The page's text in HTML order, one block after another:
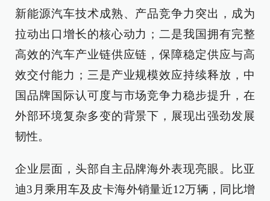
新能源汽车技术成熟、产品竞争力突出，成为
拉动出口增长的核心动力；二是我国拥有完整
高效的汽车产业链供应链，保障稳定供应与高
效交付能力；三是产业规模效应持续释放，中
国品牌国际认可度与市场竞争力稳步提升，在
外部环境复杂多变的背景下，展现出强劲发展
韧性。
企业层面，头部自主品牌海外表现亮眼。比亚
迪3月乘用车及皮卡海外销量近12万辆，同比增